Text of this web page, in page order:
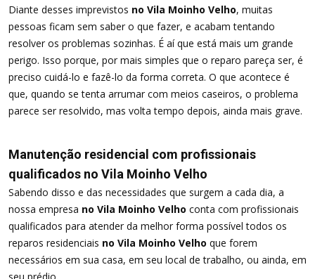
Diante desses imprevistos no Vila Moinho Velho, muitas
pessoas ficam sem saber o que fazer, e acabam tentando
resolver os problemas sozinhas. É aí que está mais um grande
perigo. Isso porque, por mais simples que o reparo pareça ser, é
preciso cuidá-lo e fazê-lo da forma correta. O que acontece é
que, quando se tenta arrumar com meios caseiros, o problema
parece ser resolvido, mas volta tempo depois, ainda mais grave.
Manutenção residencial com profissionais
qualificados no Vila Moinho Velho
Sabendo disso e das necessidades que surgem a cada dia, a
nossa empresa no Vila Moinho Velho conta com profissionais
qualificados para atender da melhor forma possível todos os
reparos residenciais no Vila Moinho Velho que forem
necessários em sua casa, em seu local de trabalho, ou ainda, em